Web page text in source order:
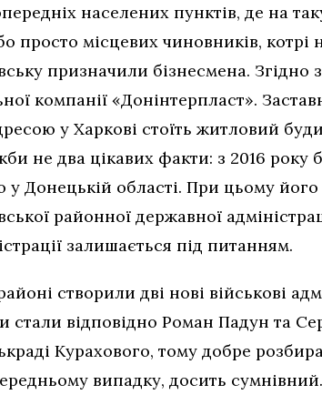
населених пунктів, де на
просто місцевих чиновників, котрі
призначили бізнесмена. Згідно з
компанії «Донінтерпласт».
у Харкові стоїть житловий
не два цікавих факти: з 2016 року
Донецькій області. При цьому
районної державної
залишається під питанням.
створили дві нові військові
стали відповідно Роман Падун та
Курахового, тому добре
випадку, досить сумнівний.